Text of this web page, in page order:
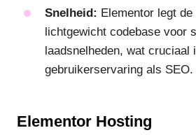
Snelheid: Elementor legt
lichtgewicht codebase voor
laadsnelheden, wat cruciaal
gebruikerservaring als SEO.
Elementor Hosting